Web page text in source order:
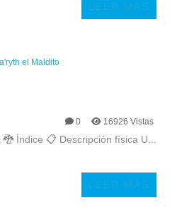
LEER MÁS
0
16926 Vistas
Índice 📋 Descripción física U...
LEER MÁS